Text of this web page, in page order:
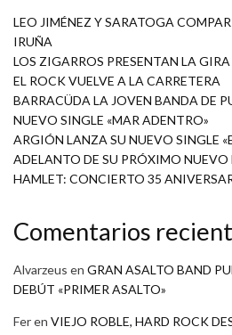
LEO JIMÉNEZ Y SARATOGA
IRUÑA
LOS ZIGARROS PRESENTAN LA
EL ROCK VUELVE A LA CARRETERA
BARRACÜDA LA JOVEN BANDA DE
NUEVO SINGLE «MAR ADENTRO»
ARGIÓN LANZA SU NUEVO SINGLE
ADELANTO DE SU PRÓXIMO NUEVO
HAMLET: CONCIERTO 35
Comentarios
Alvarzeus en GRAN ASALTO BAND
DEBÚT «PRIMER ASALTO»
Feren VIEJO ROBLE, HARD ROCK